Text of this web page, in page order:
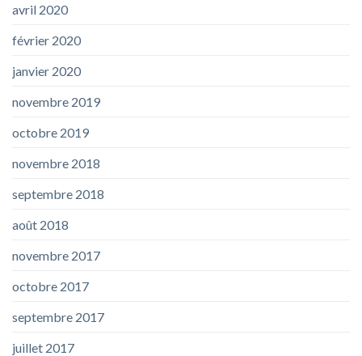
avril 2020
février 2020
janvier 2020
novembre 2019
octobre 2019
novembre 2018
septembre 2018
août 2018
novembre 2017
octobre 2017
septembre 2017
juillet 2017